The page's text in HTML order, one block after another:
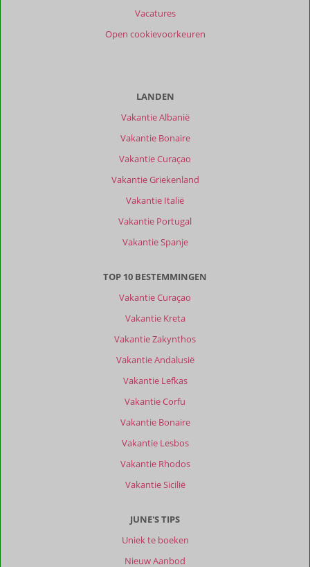
Vacatures
Open cookievoorkeuren
LANDEN
Vakantie Albanië
Vakantie Bonaire
Vakantie Curaçao
Vakantie Griekenland
Vakantie Italië
Vakantie Portugal
Vakantie Spanje
TOP 10 BESTEMMINGEN
Vakantie Curaçao
Vakantie Kreta
Vakantie Zakynthos
Vakantie Andalusië
Vakantie Lefkas
Vakantie Corfu
Vakantie Bonaire
Vakantie Lesbos
Vakantie Rhodos
Vakantie Sicilië
JUNE'S TIPS
Uniek te boeken
Nieuw Aanbod